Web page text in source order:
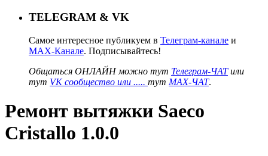
TELEGRAM & VK
Самое интересное публикуем в Телеграм-канале и
MAX-Канале. Подписывайтесь!
Общаться ОНЛАЙН можно тут Телеграм-ЧАТили
тут VK сообщество или ..... тут MAX-ЧАТ.
Ремонт вытяжки Saeco
Cristallo 1.0.0